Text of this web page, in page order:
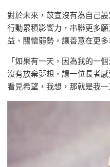
對於未來，苡宣沒有為自己
行動累積影響力，串聯更多
益、關懷弱勢，讓善意在更多
「如果有一天，因為我的一
沒有放棄夢想，讓一位長者
看見希望，我想，那就是我